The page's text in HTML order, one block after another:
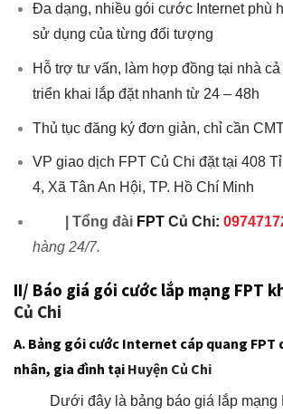
Đa dạng, nhiều gói cước Internet phù
sử dụng của từng đối tượng
Hỗ trợ tư vấn, làm hợp đồng tại nhà
triển khai lắp đặt nhanh từ 24 – 48h
Thủ tục đăng ký đơn giản, chỉ cần
VP giao dịch FPT Củ Chi đặt tại 408
4, Xã Tân An Hội, TP. Hồ Chí Minh
Tổng đàiFPTCủ Chi:
hàng 24/7.
II/ Báo giá gói cước lắp mạng FPT
Củ Chi
A. Bảng gói cước Internet cáp quang FPT
nhân, gia đình tại Huyện Củ Chi
Dưới đây là bảng báo giá lắp mạng